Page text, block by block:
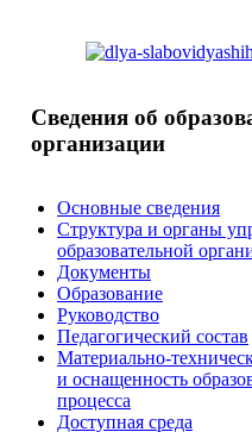
Сведения об
организации
Основные сведения
Структура и органы
образовательной
Документы
Образование
Руководство
Педагогический состав
Материально-
и оснащенность
процесса
Доступная среда